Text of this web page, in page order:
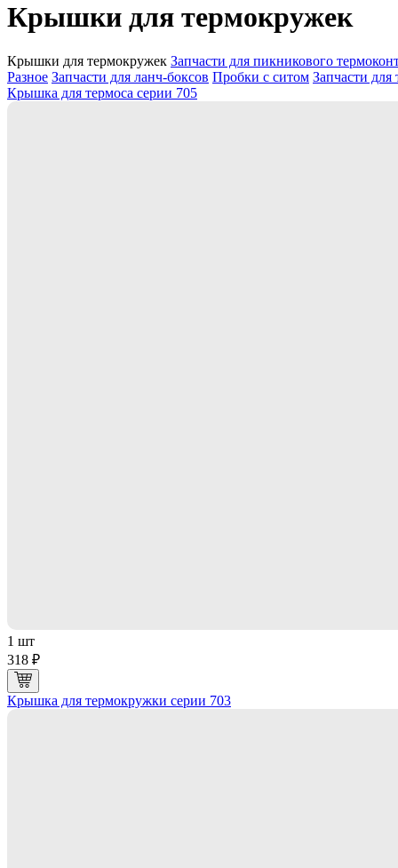
Крышки для термокружек
Крышки для термокружек Запчасти для пикникового
Разное Запчасти для ланч-боксов Пробки с ситом Запчасти для
Крышка для термоса серии 705
1 шт
318 ₽
Крышка для термокружки серии 703